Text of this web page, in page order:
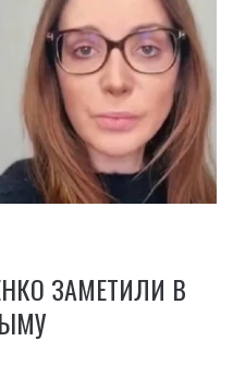
ЗАМЕТИЛИ В